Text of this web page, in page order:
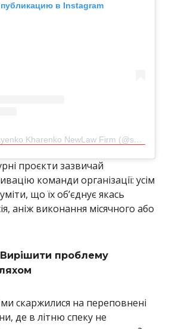
в Instagram
Публикация от Sayenko Kharenko NewLaw Firm (@sk_grads)
проєкти зазвичай
команди організації: усім
що їх об’єднує якась
аніж виконання місячного або
проблему
ми скаржилися на переповнені
де в літню спеку не